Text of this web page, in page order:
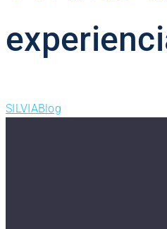
SILVIABlog